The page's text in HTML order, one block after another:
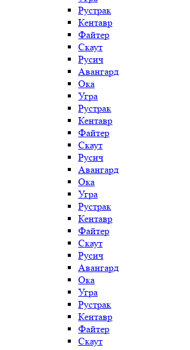
Рустрак
Кентавр
Файтер
Скаут
Русич
Авангард
Ока
Угра
Рустрак
Кентавр
Файтер
Скаут
Русич
Авангард
Ока
Угра
Рустрак
Кентавр
Файтер
Скаут
Русич
Авангард
Ока
Угра
Рустрак
Кентавр
Файтер
Скаут